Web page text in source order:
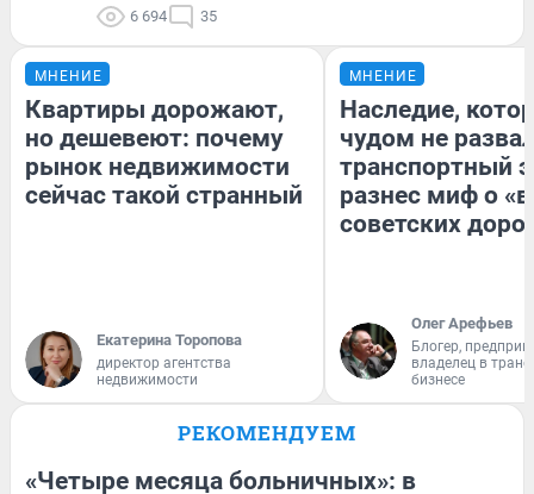
6 694 35
МНЕНИЕ
Квартиры дорожают,
но дешевеют: почему
рынок недвижимости
сейчас такой странный
Екатерина Торопова
директор агентства
недвижимости
МНЕНИЕ
Наследие,
чудом не
транспортный
разнес миф о
советских
Олег Арефьев
Блогер,
владелец в
бизнесе
РЕКОМЕНДУЕМ
«Четыре месяца больничных»: в